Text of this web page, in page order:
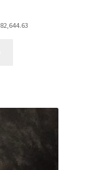
82,644.63